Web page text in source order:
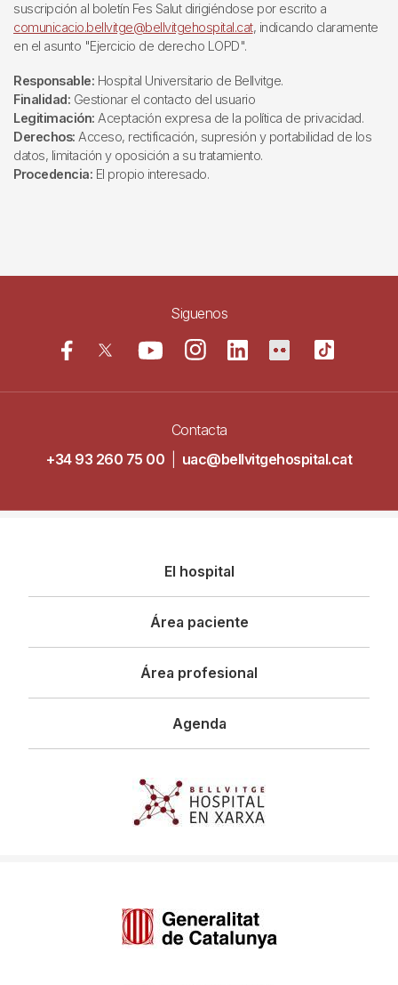
suscripción al boletín Fes Salut dirigiéndose por escrito a
comunicacio.bellvitge@bellvitgehospital.cat, indicando claramente
en el asunto "Ejercicio de derecho LOPD".
Responsable: Hospital Universitario de Bellvitge.
Finalidad: Gestionar el contacto del usuario
Legitimación: Aceptación expresa de la política de privacidad.
Derechos: Acceso, rectificación, supresión y portabilidad de los
datos, limitación y oposición a su tratamiento.
Procedencia: El propio interesado.
Siguenos
Contacta
+34 93 260 75 00
uac@bellvitgehospital.cat
principal
El hospital
Área paciente
Área profesional
Agenda